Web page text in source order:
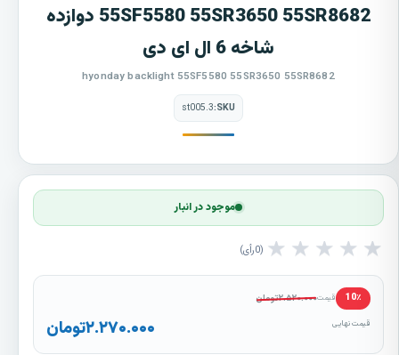
موجود در انبار
★ ★ ★ ★ ★
0رأی
10٪ قیمت۲.۵۲۰.۰۰۰تومان
قیمت نهایی ۲.۲۷۰.۰۰۰تومان
55SF5580 55SR3650 55SR8682 دوازده
شاخه 6 ال ای دی
hyonday backlight 55SF5580 55SR3650 55SR8682
SKU:
st005.3